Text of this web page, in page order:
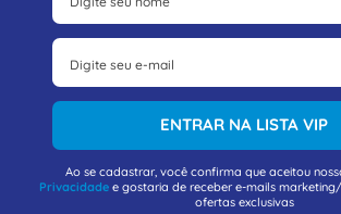
ENTRAR NA LISTA VIP
Ao se cadastrar, você confirma que aceitou
Privacidadee gostaria de receber e-mails
ofertas exclusivas